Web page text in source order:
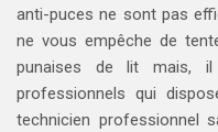
anti-puces ne sont pas
ne vous empêche de
punaises de lit mais,
professionnels qui
technicien professionnel